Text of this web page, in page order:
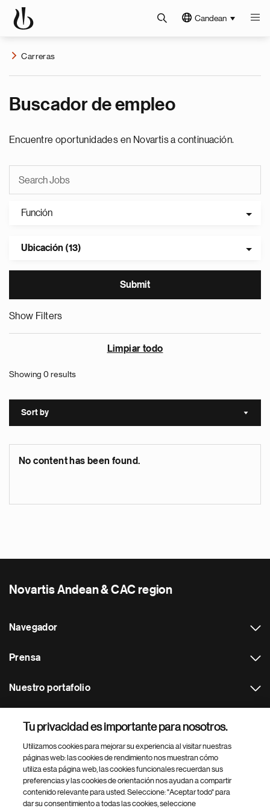
Candean
Carreras
Buscador de empleo
Encuentre oportunidades en Novartis a continuación.
Función
Ubicación (13)
Show Filters
Limpiar todo
Showing 0 results
Sort by Sort
No content has been found.
Novartis Andean & CAC region
Navegador
Prensa
Nuestro portafolio
Footer Site Search
Tu privacidad es importante para nosotros.
Utilizamos cookies para mejorar su experiencia al visitar nuestras
páginas web: las cookies de rendimiento nos muestran cómo
utiliza esta página web, las cookies funcionales recuerdan sus
preferencias y las cookies de orientación nos ayudan a compartir
contenido relevante para usted. Seleccione: "Aceptar todo" para
dar su consentimiento a todas las cookies, seleccione